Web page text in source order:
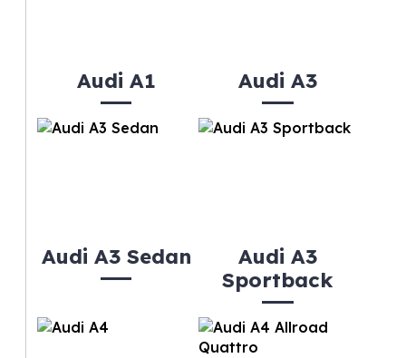
Audi A1 Audi A3
Audi A3 Sedan
Audi A3
Sportback